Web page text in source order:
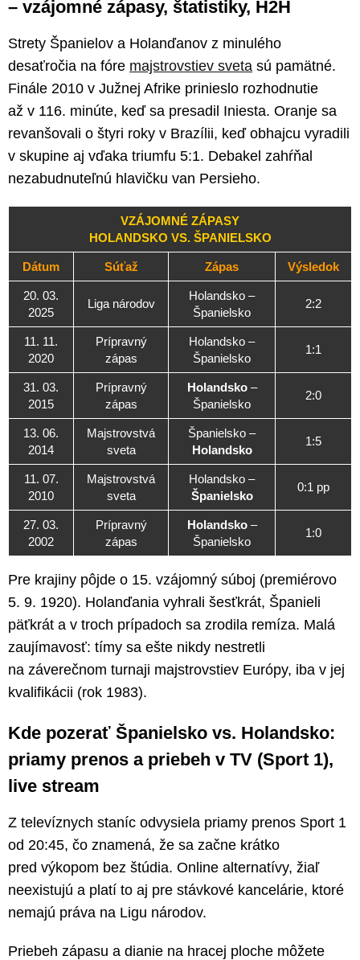
– vzájomné zápasy, štatistiky, H2H
Strety Španielov a Holanďanov z minulého
desaťročia na fóre majstrovstiev sveta sú pamätné.
Finále 2010 v Južnej Afrike prinieslo rozhodnutie
až v 116. minúte, keď sa presadil Iniesta. Oranje sa
revanšovali o štyri roky v Brazílii, keď obhajcu vyradili
v skupine aj vďaka triumfu 5:1. Debakel zahŕňal
nezabudnuteľnú hlavičku van Persieho.
VZÁJOMNÉ ZÁPASY
HOLANDSKO VS. ŠPANIELSKO
Dátum Súťaž Zápas Výsledok
20. 03.
2025
Liga národov
Holandsko –
Španielsko
2:2
11. 11.
2020
Prípravný
zápas
Holandsko –
Španielsko
1:1
31. 03.
2015
Prípravný
zápas
Holandsko–
Španielsko
2:0
13. 06.
2014
Majstrovstvá
sveta
Španielsko –
Holandsko
1:5
11. 07.
2010
Majstrovstvá
sveta
Holandsko –
Španielsko
0:1 pp
27. 03.
2002
Prípravný
zápas
Holandsko–
Španielsko
1:0
Pre krajiny pôjde o 15. vzájomný súboj (premiérovo
5. 9. 1920). Holanďania vyhrali šesťkrát, Španieli
päťkrát a v troch prípadoch sa zrodila remíza. Malá
zaujímavosť: tímy sa ešte nikdy nestretli
na záverečnom turnaji majstrovstiev Európy, iba v jej
kvalifikácii (rok 1983).
Kde pozerať Španielsko vs. Holandsko:
priamy prenos a priebeh v TV (Sport 1),
live stream
Z televíznych staníc odvysiela priamy prenos Sport 1
od 20:45, čo znamená, že sa začne krátko
pred výkopom bez štúdia. Online alternatívy, žiaľ
neexistujú a platí to aj pre stávkové kancelárie, ktoré
nemajú práva na Ligu národov.
Priebeh zápasu a dianie na hracej ploche môžete